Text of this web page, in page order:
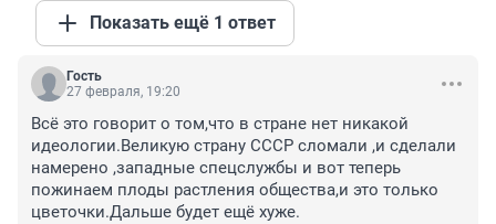
Показать ещё 1 ответ
Гость
27 февраля, 19:20
Всё это говорит о том,что в стране нет никакой
идеологии.Великую страну СССР сломали ,и сделали
намерено ,западные спецслужбы и вот теперь
пожинаем плоды растления общества,и это только
цветочки.Дальше будет ещё хуже.